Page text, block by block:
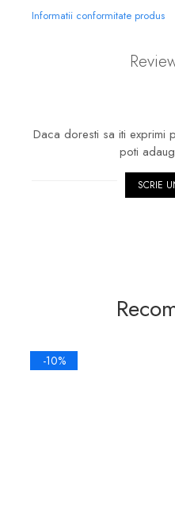
Informatii conformitate produs
Daca doresti sa iti exprimi
poti
SCRIE
-10%